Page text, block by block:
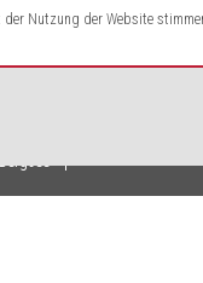
der Nutzung der Website
Bergsee